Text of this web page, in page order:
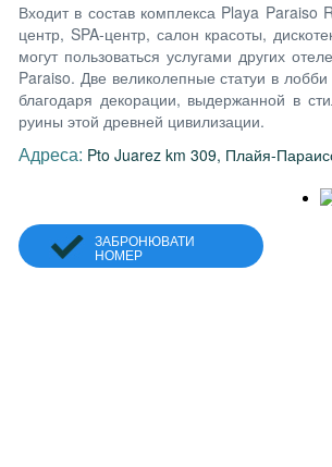
Входит в состав комплекса Playa
центр, SPA-центр, салон красоты,
могут пользоваться услугами других
Paraiso. Две великолепные статуи в
благодаря декорации, выдержанной в
руины этой древней цивилизации.
Адреса: Pto Juarez km 309, Плайя-
ЗАБРОНЮВАТИ
НОМЕР